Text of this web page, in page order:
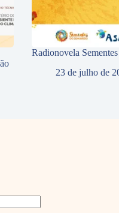
Radionovela
23 de julho de